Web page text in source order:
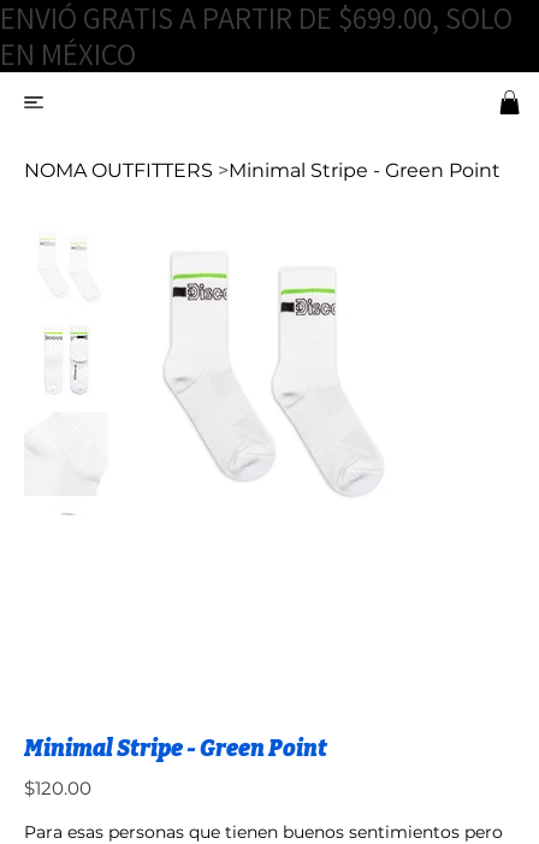
ENVIÓ GRATIS A PARTIR DE $699.00, SOLO
EN MÉXICO
NOMA OUTFITTERS >Minimal Stripe - Green Point
Minimal Stripe - Green Point
Precio
$120.00
Para esas personas que tienen buenos sentimientos pero